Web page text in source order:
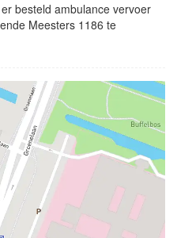
besteld ambulance vervoer
Meesters 1186 te